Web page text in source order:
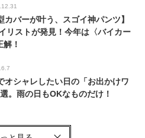
カバーが叶う、スゴイ神パンツ】
リストが発見！今年は〈バイカー
！
オシャレしたい日の「お出かけワ
。雨の日もOKなものだけ！